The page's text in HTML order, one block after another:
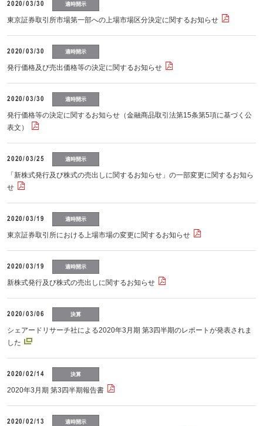
2020/03/30 適時開示
東京証券取引所市場第一部への上場市場区分決定に関するお知らせ
2020/03/30 適時開示
発行価格及び売出価格等の決定に関するお知らせ
2020/03/30 適時開示
発行価格等の決定に関するお知らせ（金融商品取引法第15条第5項に基づく公
表文）
2020/03/25 適時開示
「新株式発行及び株式の売出しに関するお知らせ」の一部変更に関するお知ら
せ
2020/03/19 適時開示
東京証券取引所における上場市場の変更に関するお知らせ
2020/03/19 適時開示
新株式発行及び株式の売出しに関するお知らせ
2020/03/06 決算
シェアードリサーチ社による2020年3月期 第3四半期のレポートが発表されま
した
2020/02/14 決算
2020年3月期 第3四半期報告書
2020/02/13 適時開示